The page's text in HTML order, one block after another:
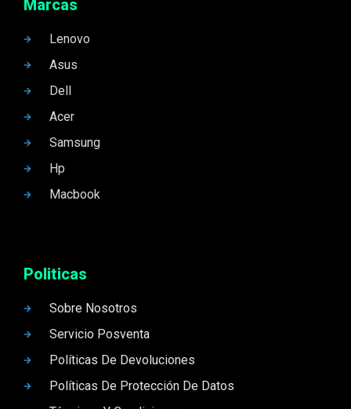
Marcas
Lenovo
Asus
Dell
Acer
Samsung
Hp
Macbook
Politicas
Sobre Nosotros
Servicio Posventa
Políticas De Devoluciones
Políticas De Protección De Datos